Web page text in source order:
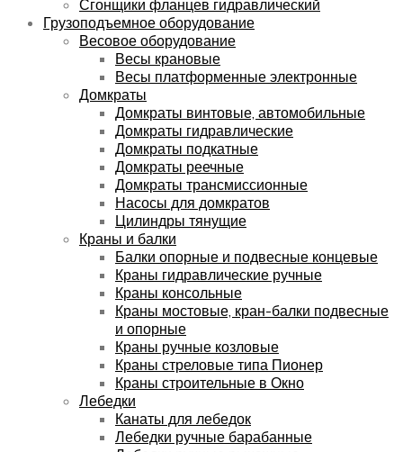
Сгонщики фланцев гидравлический
Грузоподъемное оборудование
Весовое оборудование
Весы крановые
Весы платформенные электронные
Домкраты
Домкраты винтовые, автомобильные
Домкраты гидравлические
Домкраты подкатные
Домкраты реечные
Домкраты трансмиссионные
Насосы для домкратов
Цилиндры тянущие
Краны и балки
Балки опорные и подвесные концевые
Краны гидравлические ручные
Краны консольные
Краны мостовые, кран-балки подвесные
и опорные
Краны ручные козловые
Краны стреловые типа Пионер
Краны строительные в Окно
Лебедки
Канаты для лебедок
Лебедки ручные барабанные